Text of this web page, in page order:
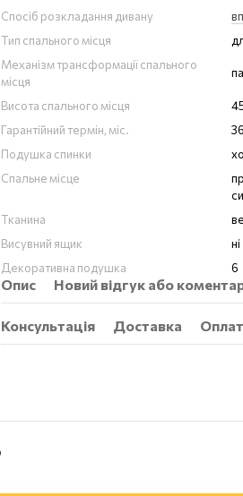
Спосіб розкладання дивану
Тип спального місця
Механізм трансформації спального
місця
Висота спального місця
Гарантійний термін, міс.
36
Подушка спинки
Спальне місце
Тканина
Висувний ящик
ні
Декоративна подушка
6
Опис Новий відгук або
Консультація Доставка